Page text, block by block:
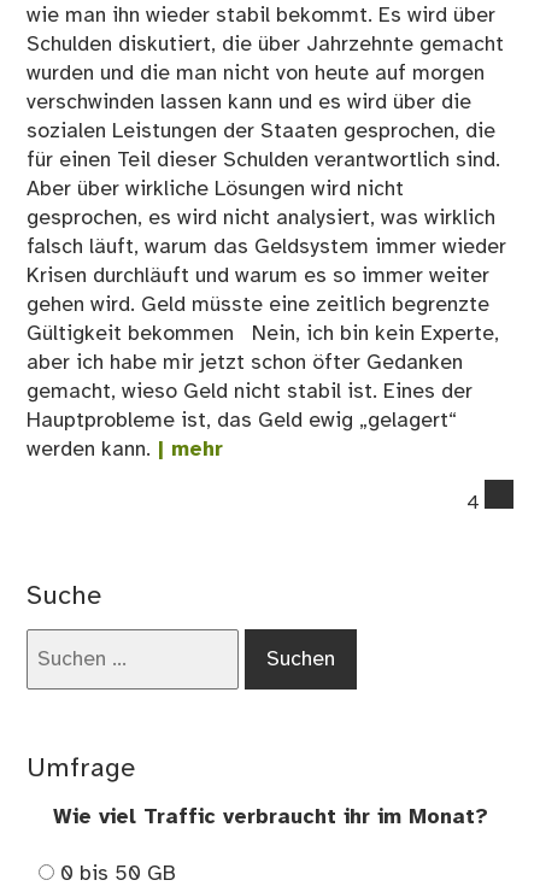
wie man ihn wieder stabil bekommt. Es wird über
Schulden diskutiert, die über Jahrzehnte gemacht
wurden und die man nicht von heute auf morgen
verschwinden lassen kann und es wird über die
sozialen Leistungen der Staaten gesprochen, die
für einen Teil dieser Schulden verantwortlich sind.
Aber über wirkliche Lösungen wird nicht
gesprochen, es wird nicht analysiert, was wirklich
falsch läuft, warum das Geldsystem immer wieder
Krisen durchläuft und warum es so immer weiter
gehen wird. Geld müsste eine zeitlich begrenzte
Gültigkeit bekommen Nein, ich bin kein Experte,
aber ich habe mir jetzt schon öfter Gedanken
gemacht, wieso Geld nicht stabil ist. Eines der
Hauptprobleme ist, das Geld ewig „gelagert“
werden kann. | mehr
4
Suche
Umfrage
Wie viel Traffic verbraucht ihr im Monat?
0 bis 50 GB